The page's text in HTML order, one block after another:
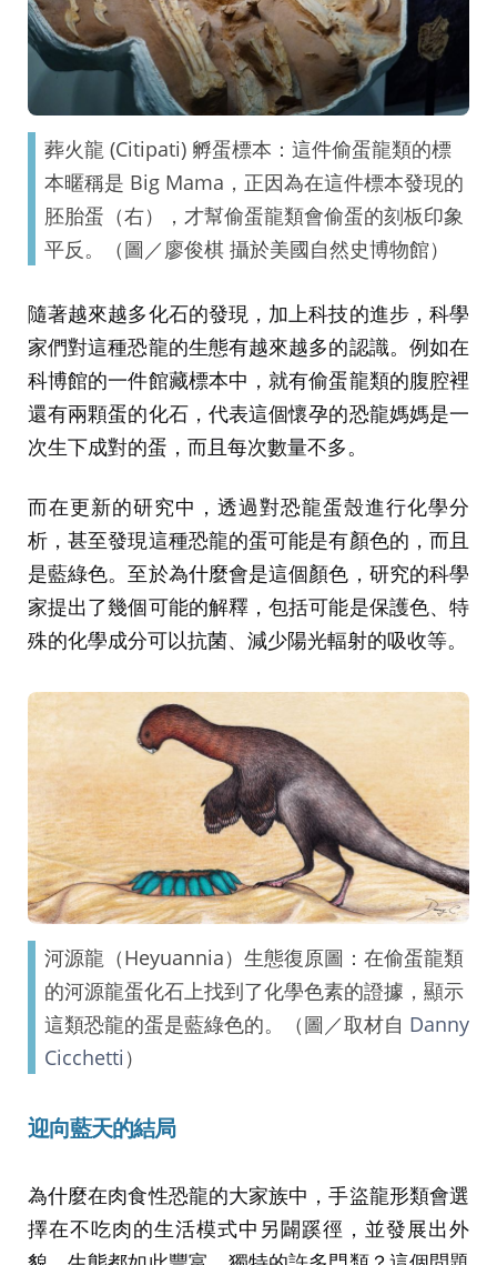
葬火龍 (Citipati) 孵蛋標本：這件偷蛋龍類的標
本暱稱是 Big Mama，正因為在這件標本發現的
胚胎蛋（右），才幫偷蛋龍類會偷蛋的刻板印象
平反。（圖／廖俊棋 攝於美國自然史博物館）
隨著越來越多化石的發現，加上科技的進步，科學
家們對這種恐龍的生態有越來越多的認識。例如在
科博館的一件館藏標本中，就有偷蛋龍類的腹腔裡
還有兩顆蛋的化石，代表這個懷孕的恐龍媽媽是一
次生下成對的蛋，而且每次數量不多。
而在更新的研究中，透過對恐龍蛋殼進行化學分
析，甚至發現這種恐龍的蛋可能是有顏色的，而且
是藍綠色。至於為什麼會是這個顏色，研究的科學
家提出了幾個可能的解釋，包括可能是保護色、特
殊的化學成分可以抗菌、減少陽光輻射的吸收等。
河源龍（Heyuannia）生態復原圖：在偷蛋龍類
的河源龍蛋化石上找到了化學色素的證據，顯示
這類恐龍的蛋是藍綠色的。（圖／取材自 Danny
Cicchetti ）
迎向藍天的結局
為什麼在肉食性恐龍的大家族中，手盜龍形類會選
擇在不吃肉的生活模式中另闢蹊徑，並發展出外